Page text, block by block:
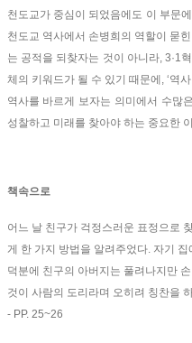
천도교가 중심이 되었음에도 이 부문
천도교 역사에서 손병희의 역할이 묻
는 공적을 되찾자는 것이 아니라, 3·1
체의 키워드가 될 수 있기 때문에, ‘역
역사를 바르게 보자는 의미에서 수많
성찰하고 미래를 찾아야 하는 중요한
책속으로
어느 날 친구가 걱정스러운 표정으로
게 한 가지 방법을 알려주었다. 자기
덕분에 친구의 아버지는 풀려나지만
것이 사람의 도리라며 오히려 칭찬을
- PP. 25~26